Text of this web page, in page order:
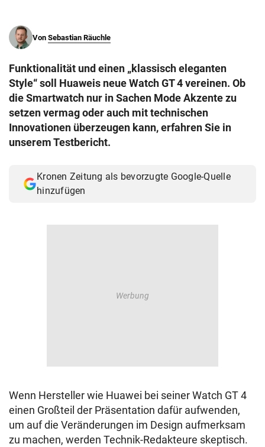
Von Sebastian Räuchle
Funktionalität und einen „klassisch eleganten
Style“ soll Huaweis neue Watch GT 4 vereinen. Ob
die Smartwatch nur in Sachen Mode Akzente zu
setzen vermag oder auch mit technischen
Innovationen überzeugen kann, erfahren Sie in
unserem Testbericht.
Kronen Zeitung als bevorzugte Google-Quelle
hinzufügen
Wenn Hersteller wie Huawei bei seiner Watch GT 4
einen Großteil der Präsentation dafür aufwenden,
um auf die Veränderungen im Design aufmerksam
zu machen, werden Technik-Redakteure skeptisch.